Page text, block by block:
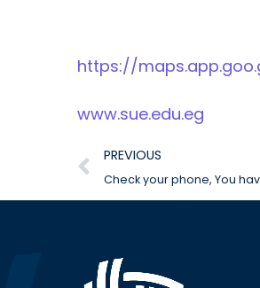
https://
www.sue.edu.eg
PREVIOUS
Check your phone, You